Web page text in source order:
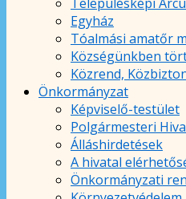
Egyház
Tóalmási amatőr
Községünkben
Közrend,
Önkormányzat
Képviselő-testület
Polgármesteri
Álláshirdetések
A hivatal
Önkormányzati